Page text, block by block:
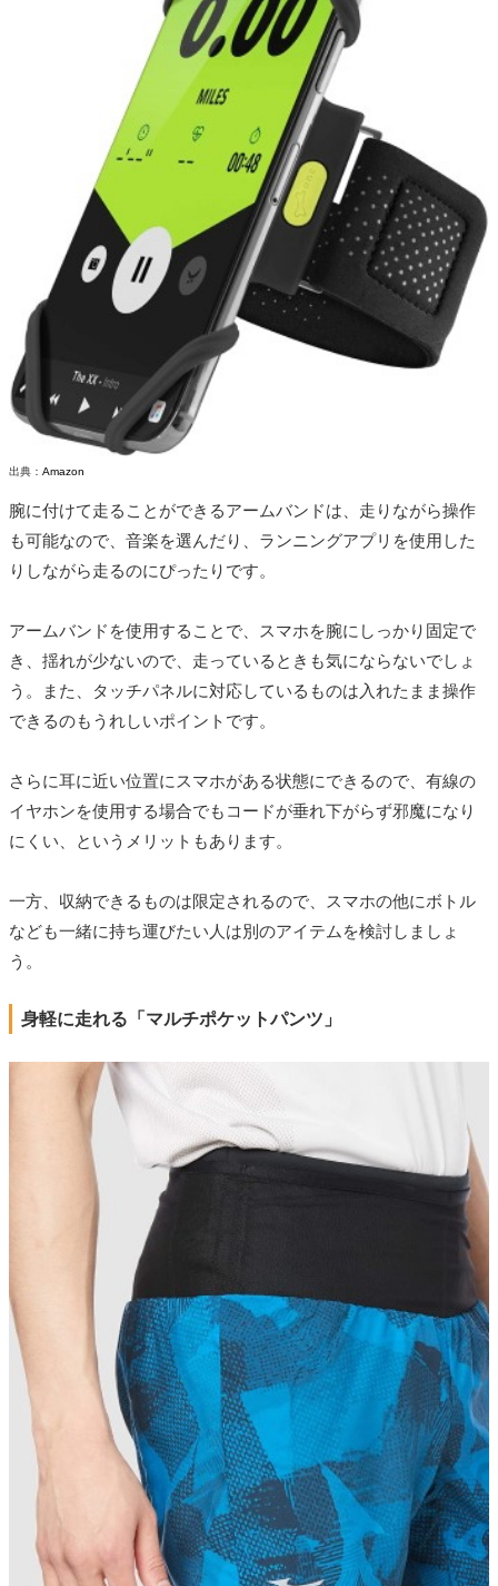
出典： Amazon
腕に付けて走ることができるアームバンドは、走りながら操作
も可能なので、音楽を選んだり、ランニングアプリを使用した
りしながら走るのにぴったりです。
アームバンドを使用することで、スマホを腕にしっかり固定で
き、揺れが少ないので、走っているときも気にならないでしょ
う。また、タッチパネルに対応しているものは入れたまま操作
できるのもうれしいポイントです。
さらに耳に近い位置にスマホがある状態にできるので、有線の
イヤホンを使用する場合でもコードが垂れ下がらず邪魔になり
にくい、というメリットもあります。
一方、収納できるものは限定されるので、スマホの他にボトル
なども一緒に持ち運びたい人は別のアイテムを検討しましょ
う。
身軽に走れる「マルチポケットパンツ」